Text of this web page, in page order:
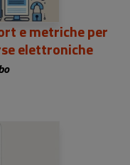
e metriche per
elettroniche